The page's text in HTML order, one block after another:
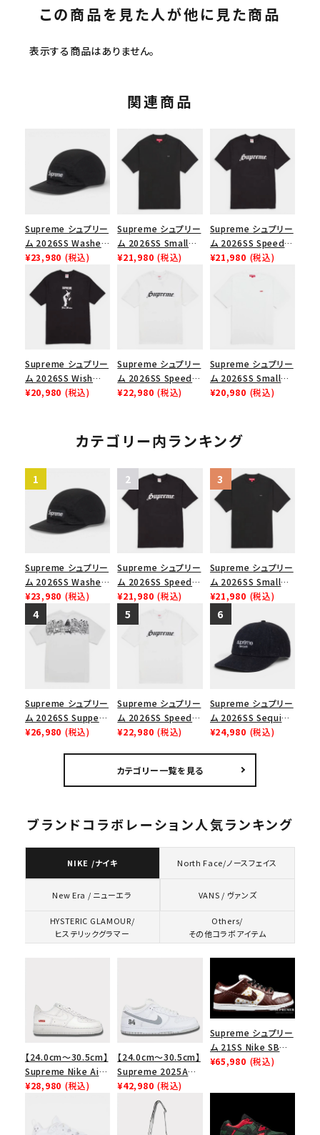
この商品を見た人が他に見た商品
表示する商品はありません。
関連商品
Supreme シュプリー
ム 2026SS Washed
Chino Twill Camp
Cap ウォッシュド チ
ノツイル キャンプキャ
ップ ブラック
¥23,980 (税込)
Supreme シュプリー
ム 2026SS Small
Box Tee スモールボ
¥21,980 (税込)
Supreme シュプリー
ム 2026SS Speed
Tee スピードTシャツ
¥21,980 (税込)
Supreme シュプリー
ム 2026SS Wish
Tee ウィッシュTシ
¥20,980 (税込)
Supreme シュプリー
ム 2026SS Speed
Tee スピードTシャツ
¥22,980 (税込)
Supreme シュプリー
ム 2026SS Small
Box Tee スモールボ
¥20,980 (税込)
カテゴリー内ランキング
Supreme シュプリー
ム 2026SS Washed
Chino Twill Camp
Cap ウォッシュド チ
ノツイル キャンプキャ
ップ ブラック
¥23,980 (税込)
Supreme シュプリー
ム 2026SS Speed
Tee スピードTシャツ
ブラック
¥21,980 (税込)
Supreme シュプリー
ム 2026SS Small
Box Tee スモールボ
ックスTシャツ ブラッ
ク
¥21,980 (税込)
Supreme シュプリー
ム 2026SS Supper
Tee サパーTシャツ
¥26,980 (税込)
Supreme シュプリー
ム 2026SS Speed
Tee スピードTシャツ
¥22,980 (税込)
Supreme シュプリー
ム 2026SS Sequin
Denim Classic
シックロゴ 6パネルキ
ャップ ブラック
¥24,980 (税込)
カテゴリー一覧を見る
ブランドコラボレーション人気ランキング
NIKE /ナイキ North Face/ノースフェイス
New Era / ニューエラ VANS / ヴァンズ
HYSTERIC GLAMOUR/
ヒステリックグラマー
Others/
その他コラボアイテム
【24.0cm～30.5cm】
Supreme Nike Air
Force 1 Low シュプ
ューズ ホワイト
¥28,980 (税込)
【24.0cm～30.5cm】
Supreme 2025AW
Nike SB Dunk Low
ナイキ SB ダンク ロ
ー スニーカー ホワイ
¥42,980 (税込)
Supreme シュプリー
ム 21SS Nike SB
Dunk Low ナイキSB
¥65,980 (税込)